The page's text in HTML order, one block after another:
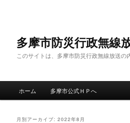
多摩市防災行政無線
このサイトは、多摩市防災行政無線放送の
ホーム 多摩市公式ＨＰへ
月別アーカイブ:2022年8月